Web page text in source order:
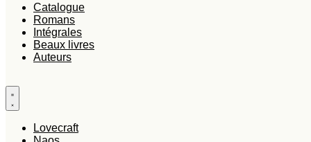
Catalogue
Romans
Intégrales
Beaux livres
Auteurs
Lovecraft